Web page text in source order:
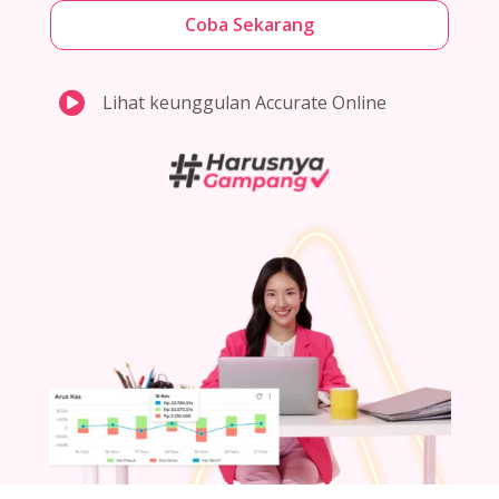
Coba Sekarang
 Lihat keunggulan Accurate Online